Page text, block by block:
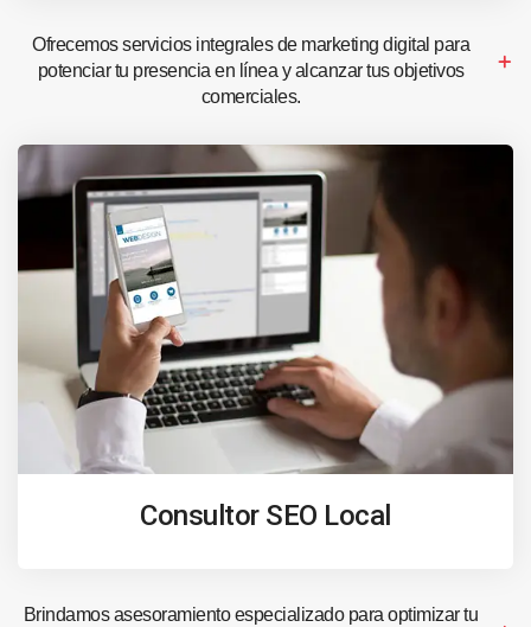
Ofrecemos servicios integrales de marketing digital para
potenciar tu presencia en línea y alcanzar tus objetivos
comerciales.
Consultor SEO Local
Brindamos asesoramiento especializado para optimizar tu